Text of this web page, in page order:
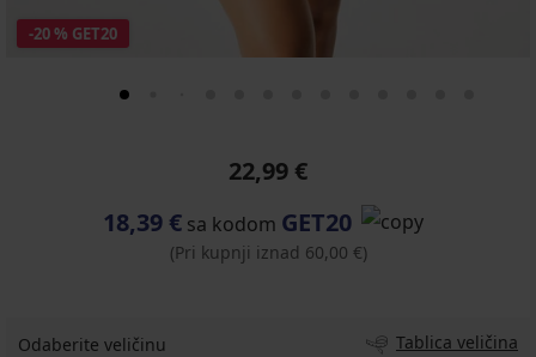
-20 % GET20
22,99 €
18,39 € sa kodom GET20
(Pri kupnji iznad 60,00 €)
Odaberite veličinu Tablica veličina